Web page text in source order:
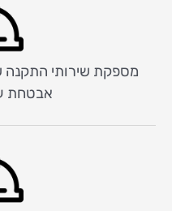
מספקת שירותי התקנה
אבטחת